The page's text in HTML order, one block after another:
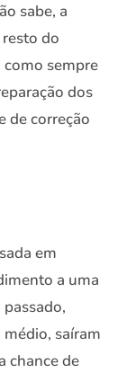
sabe, a
do
sempre
dos
de correção
em
a uma
saíram
chance de